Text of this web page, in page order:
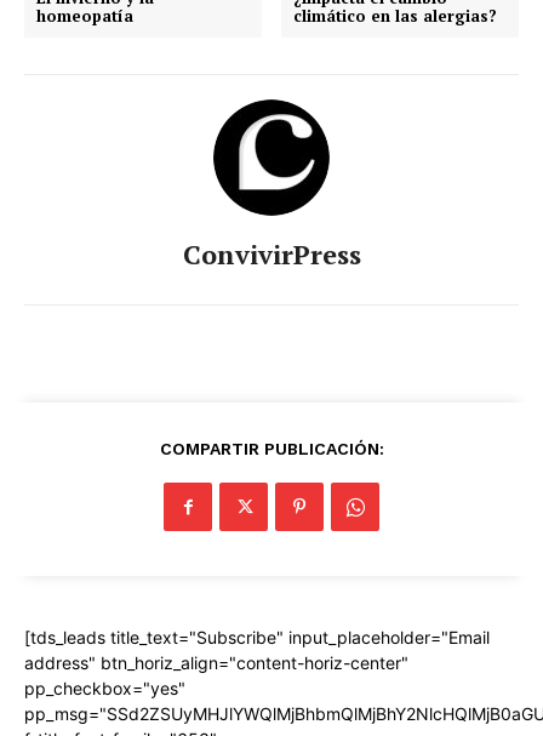
homeopatía
climático en las alergias?
ConvivirPress
COMPARTIR PUBLICACIÓN:
[tds_leads title_text="Subscribe" input_placeholder="Email
address" btn_horiz_align="content-horiz-center"
pp_checkbox="yes"